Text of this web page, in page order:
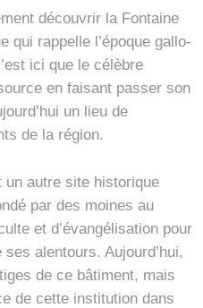
découvrir la Fontaine
qui rappelle l’époque gallo-
ici que le célèbre
en faisant passer son
un lieu de
de la région.
un autre site historique
par des moines au
et d’évangélisation pour
alentours. Aujourd’hui,
de ce bâtiment, mais
de cette institution dans